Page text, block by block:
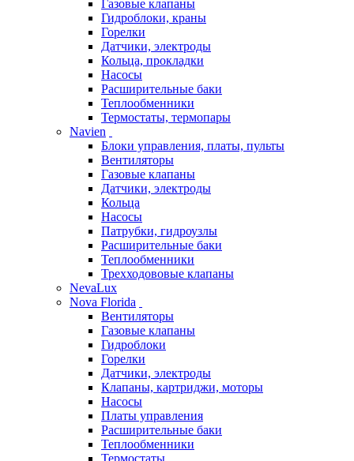
Газовые клапаны
Гидроблоки, краны
Горелки
Датчики, электроды
Кольца, прокладки
Насосы
Расширительные баки
Теплообменники
Термостаты, термопары
Navien
Блоки управления, платы, пульты
Вентиляторы
Газовые клапаны
Датчики, электроды
Кольца
Насосы
Патрубки, гидроузлы
Расширительные баки
Теплообменники
Трехходововые клапаны
NevaLux
Nova Florida
Вентиляторы
Газовые клапаны
Гидроблоки
Горелки
Датчики, электроды
Клапаны, картриджи, моторы
Насосы
Платы управления
Расширительные баки
Теплообменники